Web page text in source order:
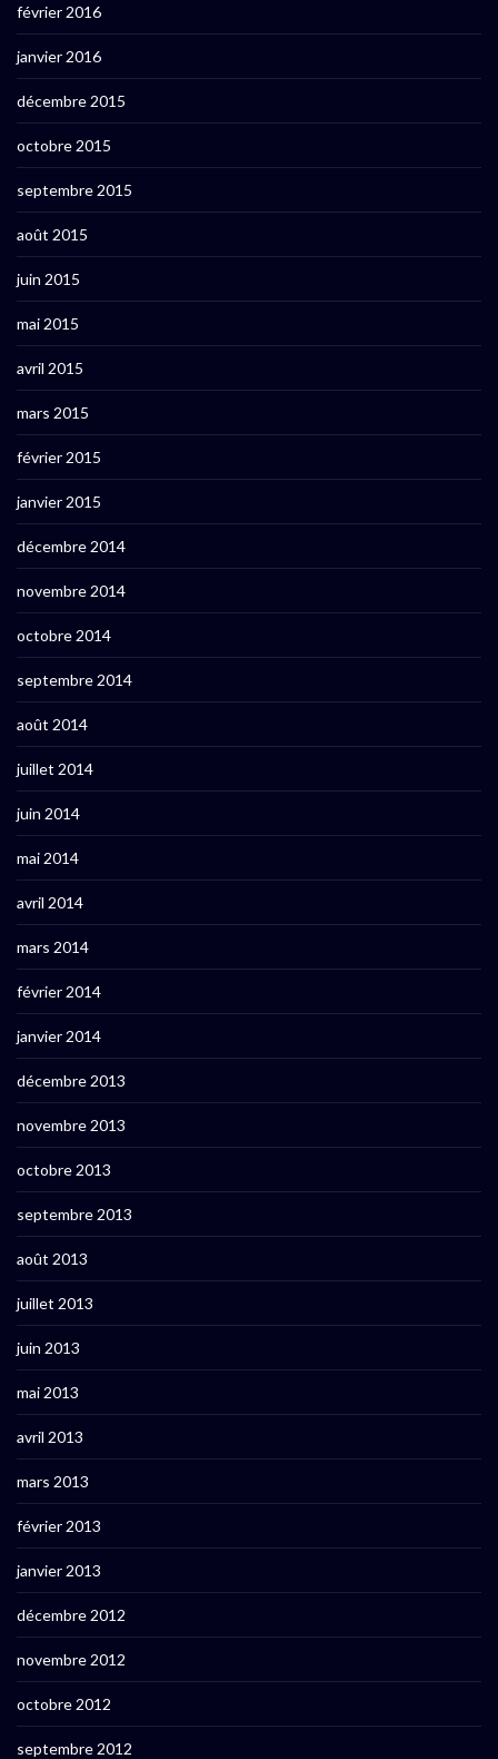
février 2016
janvier 2016
décembre 2015
octobre 2015
septembre 2015
août 2015
juin 2015
mai 2015
avril 2015
mars 2015
février 2015
janvier 2015
décembre 2014
novembre 2014
octobre 2014
septembre 2014
août 2014
juillet 2014
juin 2014
mai 2014
avril 2014
mars 2014
février 2014
janvier 2014
décembre 2013
novembre 2013
octobre 2013
septembre 2013
août 2013
juillet 2013
juin 2013
mai 2013
avril 2013
mars 2013
février 2013
janvier 2013
décembre 2012
novembre 2012
octobre 2012
septembre 2012